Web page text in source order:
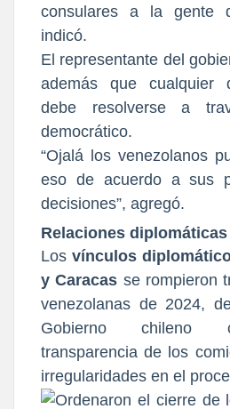
consulares a la gente
indicó.
El representante del
además que cualquier
debe resolverse a
democrático.
“Ojalá los venezolanos
eso de acuerdo a sus
decisiones”, agregó.
Relaciones diplomáticas
Los vínculos
y Caracas se rompieron
venezolanas de 2024,
Gobierno chileno
transparencia de los
irregularidades en el